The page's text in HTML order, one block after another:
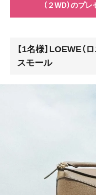
（２WD）のプ
【1名様】LOEWE（
スモール